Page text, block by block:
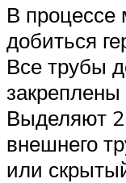
В процессе
добиться
Все трубы
Выделяют 2
внешнего
или